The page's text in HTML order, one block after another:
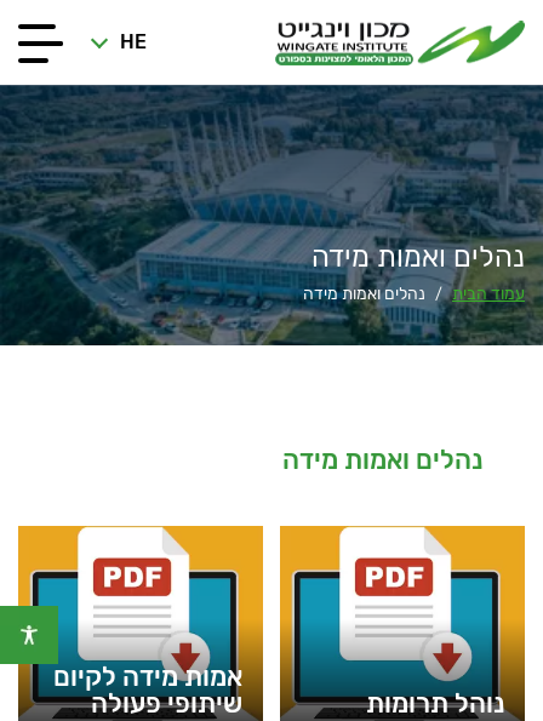
HE
נהלים ואמות מידה
עמוד הבית / נהלים ואמות מידה
נהלים ואמות מידה
נוהל תרומות
אמות מידה לקיום
שיתופי פעולה